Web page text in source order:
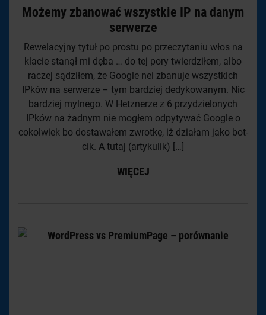
Możemy zbanować wszystkie IP na danym
serwerze
Rewelacyjny tytuł po prostu po przeczytaniu włos na
klacie stanął mi dęba … do tej pory twierdziłem, albo
raczej sądziłem, że Google nei zbanuje wszystkich
IPków na serwerze – tym bardziej dedykowanym. Nic
bardziej mylnego. W Hetznerze z 6 przydzielonych
IPków na żadnym nie mogłem odpytywać Google o
cokolwiek bo dostawałem zwrotkę, iż działam jako bot-
cik. A tutaj (artykulik) […]
WIĘCEJ